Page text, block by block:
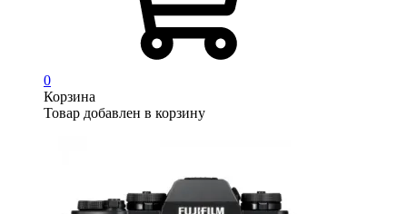
0
Корзина
Товар добавлен в корзину